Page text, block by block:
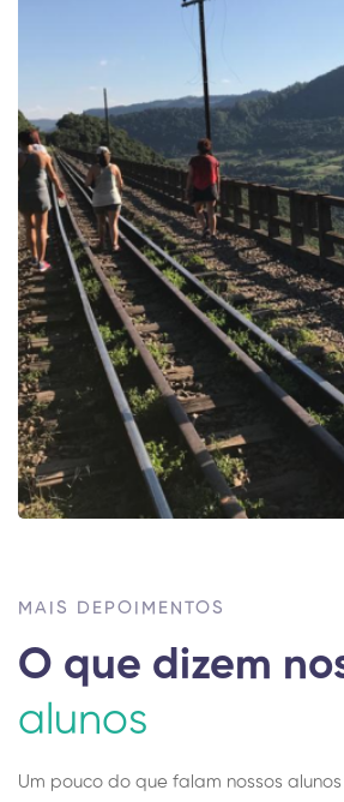
MAIS DEPOIMENTOS
O que dizem
alunos
Um pouco do que falam nossos